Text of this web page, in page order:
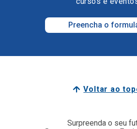
Preencha o
Voltar ao
Surpreenda o seu